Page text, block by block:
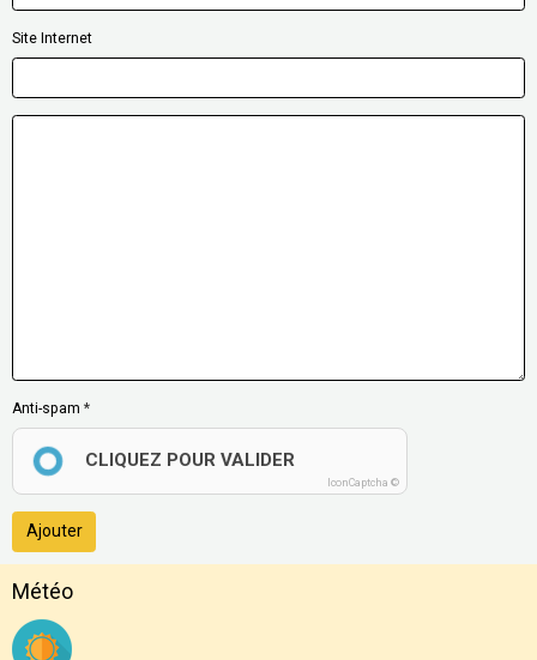
Site Internet
Anti-spam
CLIQUEZ POUR VALIDER
IconCaptcha ©
Ajouter
Météo